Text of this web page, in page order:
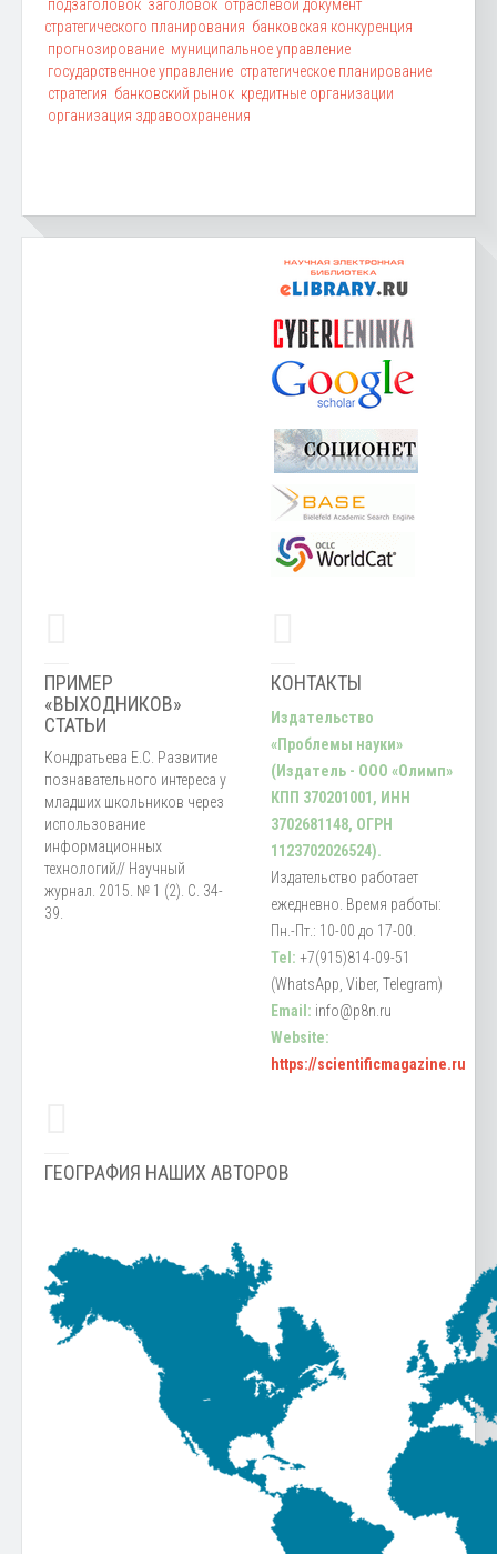
подзаголовок заголовок отраслевой документ
стратегического планирования банковская конкуренция
прогнозирование муниципальное управление
государственное управление стратегическое планирование
стратегия банковский рынок кредитные организации
организация здравоохранения
ПРИМЕР
«ВЫХОДНИКОВ»
СТАТЬИ
Кондратьева Е.С. Развитие
познавательного интереса у
младших школьников через
использование
информационных
технологий// Научный
журнал. 2015. № 1 (2). С. 34-
39.
КОНТАКТЫ
Издательство
«Проблемы науки»
(Издатель - ООО «Олимп»
КПП 370201001, ИНН
3702681148, ОГРН
1123702026524).
Издательство работает
ежедневно. Время работы:
Пн.-Пт.: 10-00 до 17-00.
Tel: +7(915)814-09-51
(WhatsApp, Viber, Telegram)
Email: info@p8n.ru
Website:
https://scientificmagazine.ru
ГЕОГРАФИЯ НАШИХ АВТОРОВ